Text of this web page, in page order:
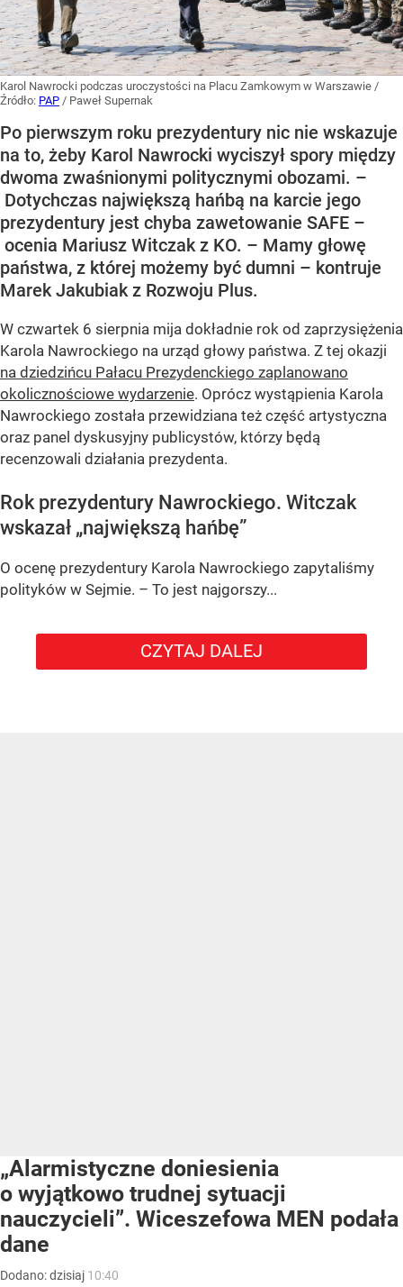
Karol Nawrocki podczas uroczystości na Placu Zamkowym w Warszawie /
Źródło: PAP / Paweł Supernak
Po pierwszym roku prezydentury nic nie wskazuje
na to, żeby Karol Nawrocki wyciszył spory między
dwoma zwaśnionymi politycznymi obozami. –
Dotychczas największą hańbą na karcie jego
prezydentury jest chyba zawetowanie SAFE –
ocenia Mariusz Witczak z KO. – Mamy głowę
państwa, z której możemy być dumni – kontruje
Marek Jakubiak z Rozwoju Plus.
W czwartek 6 sierpnia mija dokładnie rok od zaprzysiężenia
Karola Nawrockiego na urząd głowy państwa. Z tej okazji
na dziedzińcu Pałacu Prezydenckiego zaplanowano
okolicznościowe wydarzenie. Oprócz wystąpienia Karola
Nawrockiego została przewidziana też część artystyczna
oraz panel dyskusyjny publicystów, którzy będą
recenzowali działania prezydenta.
Rok prezydentury Nawrockiego. Witczak
wskazał „największą hańbę”
O ocenę prezydentury Karola Nawrockiego zapytaliśmy
polityków w Sejmie. – To jest najgorszy...
CZYTAJ DALEJ
„Alarmistyczne doniesienia
o wyjątkowo trudnej sytuacji
nauczycieli”. Wiceszefowa MEN podała
dane
Dodano:dzisiaj 10:40